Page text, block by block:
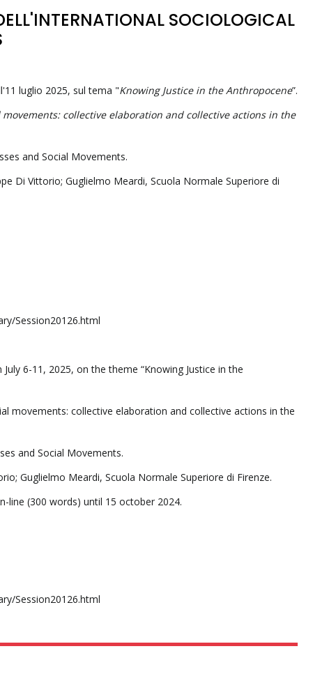
SOCIOLOGICAL
luglio 2025, sul tema "Knowing Justice in the Anthropocene”.
collective elaboration and collective actions in the
and Social Movements.
Di Vittorio; Guglielmo Meardi, Scuola Normale Superiore di
Session20126.html
6-11, 2025, on the theme “Knowing Justice in the
movements: collective elaboration and collective actions in the
and Social Movements.
Guglielmo Meardi, Scuola Normale Superiore di Firenze.
line (300 words) until 15 october 2024.
Session20126.html